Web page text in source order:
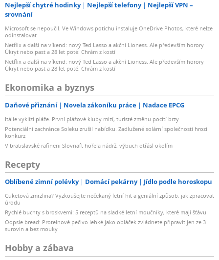
Nejlepší chytré hodinky Nejlepší telefony
Nejlepší VPN –
srovnání
Microsoft se nepoučil. Ve Windows potichu instaluje OneDrive Photos, které nelze
odinstalovat
Netflix a další na víkend: nový Ted Lasso a akční Lioness. Ale především horory
Úkryt nebo past a 28 let poté: Chrám z kostí
Netflix a další na víkend: nový Ted Lasso a akční Lioness. Ale především horory
Úkryt nebo past a 28 let poté: Chrám z kostí
Ekonomika a byznys
Daňové přiznání Novela zákoníku práce Nadace EPCG
Itálie vyklízí pláže. První plážové kluby mizí, turisté změnu pocítí brzy
Potenciální zachránce Soleku zrušil nabídku. Zadlužené solární společnosti hrozí
konkurz
V bratislavské rafinerii Slovnaft hořela nádrž, výbuch otřásl okolím
Recepty
Oblíbené zimní polévky Domácí pekárny Jídlo podle horoskopu
Cuketová zmrzlina? Vyzkoušejte nečekaný letní hit a geniální způsob, jak zpracovat
úrodu
Rychlé buchty s broskvemi: 5 receptů na sladké letní moučníky, které mají šťávu
Oopsie bread: Proteinové pečivo lehké jako obláček zvládnete připravit jen ze 3
surovin a bez mouky
Hobby a zábava